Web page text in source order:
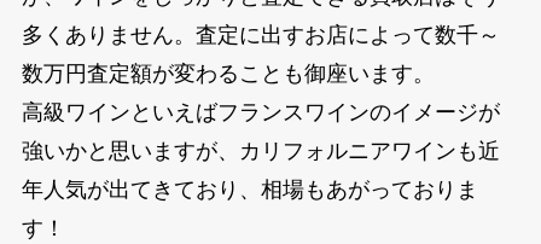
多くありません。査定に出すお店によって数千～
数万円査定額が変わることも御座います。
高級ワインといえばフランスワインのイメージが
強いかと思いますが、カリフォルニアワインも近
年人気が出てきており、相場もあがっておりま
す！